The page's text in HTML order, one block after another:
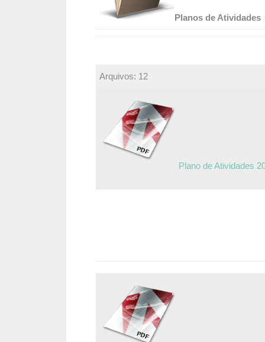
Planos de Atividades
Arquivos: 12
Plano de Atividades